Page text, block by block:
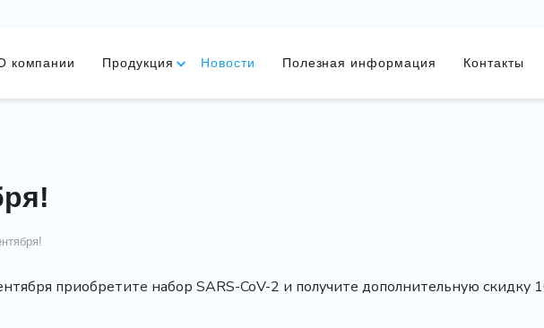
компании Продукция Новости Полезная информация Контакты
приобретите набор SARS-CoV-2 и получите дополнительную скидку